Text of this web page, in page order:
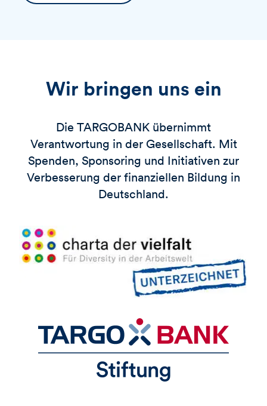
Wir bringen uns ein
Die TARGOBANK übernimmt
Verantwortung in der Gesellschaft. Mit
Spenden, Sponsoring und Initiativen zur
Verbesserung der finanziellen Bildung in
Deutschland.